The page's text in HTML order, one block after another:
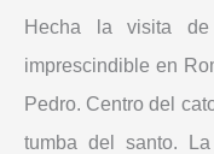
Hecha la visita
imprescindible en
Pedro. Centro del
tumba del santo.